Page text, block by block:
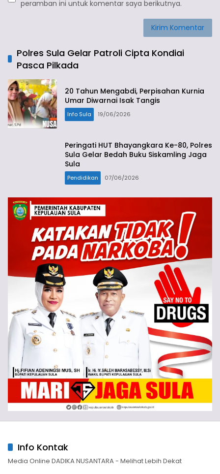
peramban ini untuk komentar saya berikutnya.
Polres Sula Gelar Patroli Cipta Kondiai
Pasca Pilkada
20 Tahun Mengabdi, Perpisahan Kurnia
Umar Diwarnai Isak Tangis
Info Sula 19/06/2026
Peringati HUT Bhayangkara Ke-80, Polres
Sula Gelar Bedah Buku Siskamling Jaga
Sula
Pendidikan 07/06/2026
Info Kontak
Media Online DADIKA NUSANTARA - Melihat Lebih Dekat